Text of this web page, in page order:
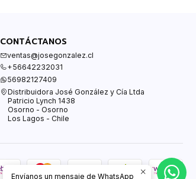
CONTÁCTANOS
ventas@josegonzalez.cl
+56642232031
56982127409
Distribuidora José González y Cía Ltda
Patricio Lynch 1438
Osorno - Osorno
Los Lagos - Chile
Envíanos un mensaje de WhatsApp